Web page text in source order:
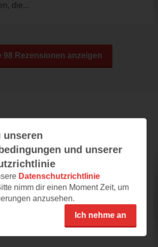
die...
98 Rezensionen anzeigen
Baking Time
– 10:47
Sommer und ich liebe es zu
unseren
und unserer
Datenschutzrichtlinie
nimm dir einen Moment Zeit, um
anzusehen.
Ich nehme an